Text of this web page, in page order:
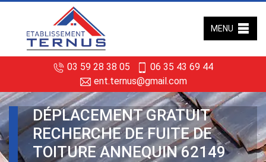
03 59 28 38 05
06 35 43 69 44
ent.ternus@gmail.com
MENU
DÉPLACEMENT GRATUIT
RECHERCHE DE FUITE DE
TOITURE ANNEQUIN 62149